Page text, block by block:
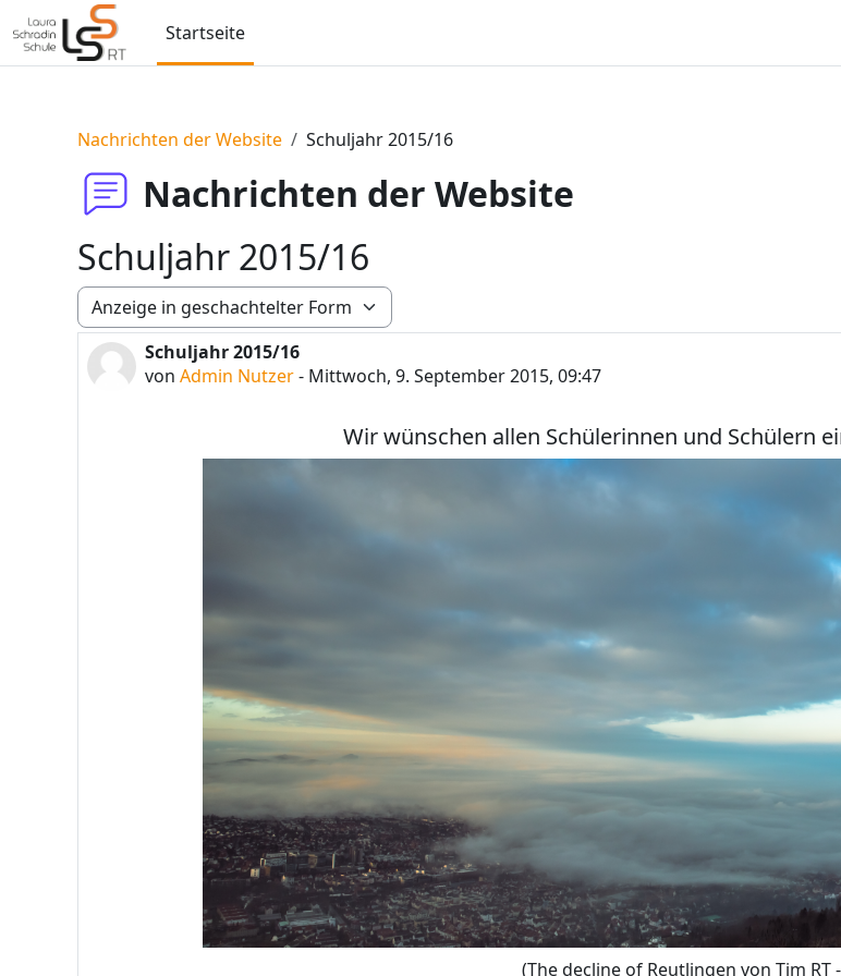
Zum Hauptinhalt
Startseite
Nachrichten der Website Schuljahr 2015/16
Nachrichten der Website
Schuljahr 2015/16
Anzeigemodus
Schuljahr 2015/16
von Admin Nutzer- Mittwoch, 9. September 2015, 09:47
Anzahl Antworten: 0
Wir wünschen allen Schülerinnen und Schülern
(The decline of Reutlingen von Tim RT -